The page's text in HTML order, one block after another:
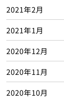
2021年2月
2021年1月
2020年12月
2020年11月
2020年10月